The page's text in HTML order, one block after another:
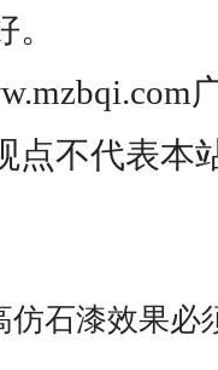
点不代表本
仿石漆效果必